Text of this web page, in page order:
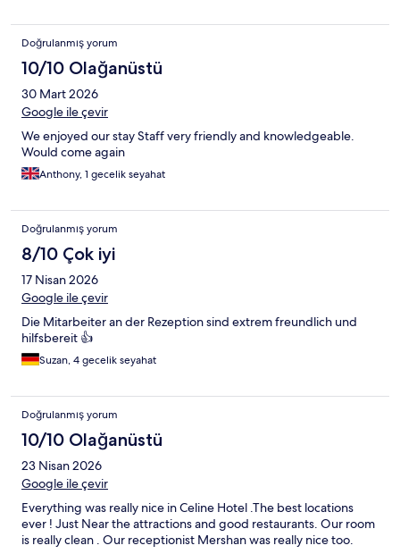
Doğrulanmış yorum
10/10 Olağanüstü
30 Mart 2026
Google ile çevir
We enjoyed our stay Staff very friendly and knowledgeable.
Would come again
Anthony, 1 gecelik seyahat
Doğrulanmış yorum
8/10 Çok iyi
17 Nisan 2026
Google ile çevir
Die Mitarbeiter an der Rezeption sind extrem freundlich und
hilfsbereit 👍
Suzan, 4 gecelik seyahat
Doğrulanmış yorum
10/10 Olağanüstü
23 Nisan 2026
Google ile çevir
Everything was really nice in Celine Hotel .The best locations
ever ! Just Near the attractions and good restaurants. Our room
is really clean . Our receptionist Mershan was really nice too.